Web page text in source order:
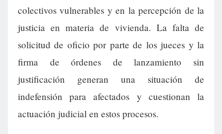
colectivos vulnerables y en la percepción de la
justicia en materia de vivienda. La falta de
solicitud de oficio por parte de los jueces y la
firma de órdenes de lanzamiento sin
justificación generan una situación de
indefensión para afectados y cuestionan la
actuación judicial en estos procesos.